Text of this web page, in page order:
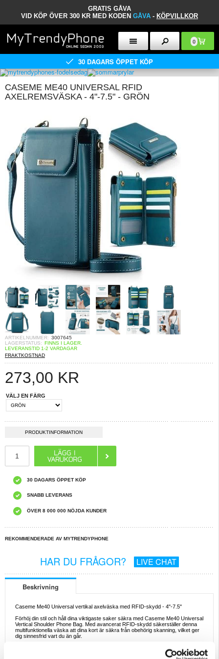
GRATIS GÅVA
VID KÖP ÖVER 300 KR MED KODEN GÅVA - KÖPVILLKOR
0
30 DAGARS ÖPPET KÖP
CASEME ME40 UNIVERSAL RFID
AXELREMSVÄSKA - 4"-7.5" - GRÖN
ARTIKELNUMMER: 3007645
LAGERSTATUS: FINNS I LAGER.
LEVERANSTID 1-2 VARDAGAR
FRAKTKOSTNAD
273,00 KR
VÄLJ EN FÄRG
PRODUKTINFORMATION
30 DAGARS ÖPPET KÖP
SNABB LEVERANS
ÖVER 8 000 000 NÖJDA KUNDER
REKOMMENDERADE AV MYTRENDYPHONE
HAR DU FRÅGOR? LIVE CHAT
Beskrivning
Caseme Me40 Universal vertikal axelväska med RFID-skydd - 4"-7.5"
Förhöj din stil och håll dina viktigaste saker säkra med Caseme Me40 Universal
Vertical Shoulder Phone Bag. Med avancerat RFID-skydd säkerställer denna
multifunktionella väska att dina kort är säkra från obehörig skanning, vilket ger
dig sinnesfrid vart du än går.
Den här axelremsväskan erbjuder inte bara förstklassig säkerhet, utan har
också en elegant vertikal layout för enkel åtkomst till dina tillhörigheter. Med 9